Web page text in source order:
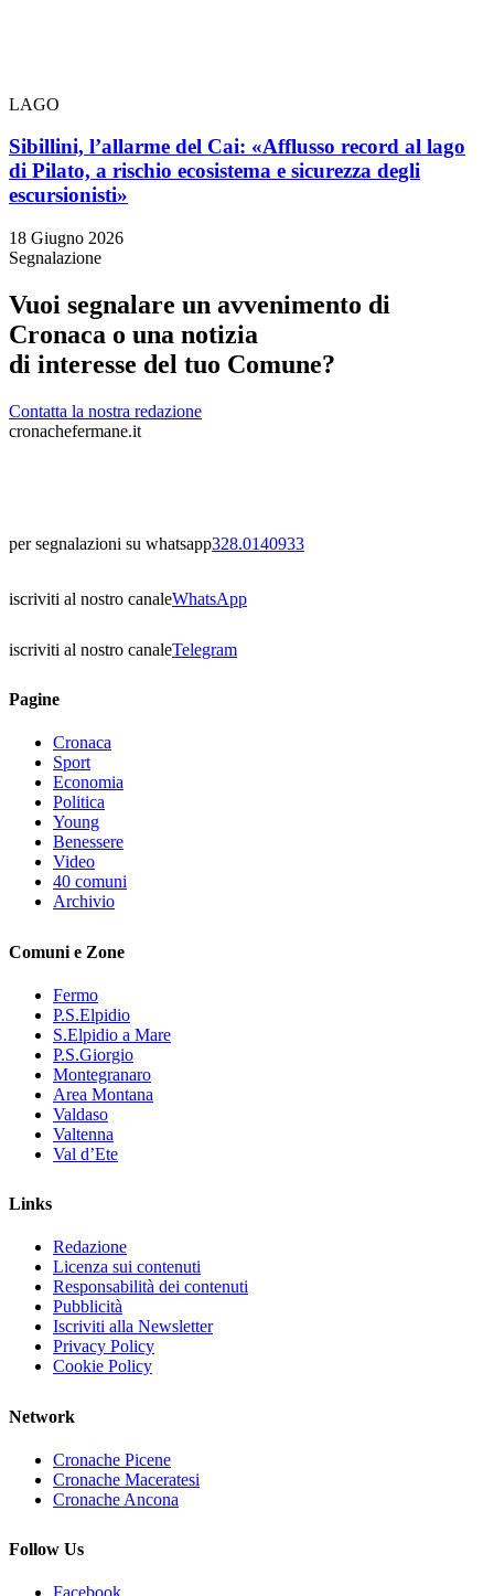
LAGO
Sibillini, l’allarme del Cai: «Afflusso record al lago
di Pilato, a rischio ecosistema e sicurezza degli
escursionisti»
18 Giugno 2026
Segnalazione
Vuoi segnalare un avvenimento di
Cronaca o una notizia
di interesse del tuo Comune?
Contatta la nostra redazione
cronachefermane.it
per segnalazioni su whatsapp328.0140933
iscriviti al nostro canaleWhatsApp
iscriviti al nostro canaleTelegram
Pagine
Cronaca
Sport
Economia
Politica
Young
Benessere
Video
40 comuni
Archivio
Comuni e Zone
Fermo
P.S.Elpidio
S.Elpidio a Mare
P.S.Giorgio
Montegranaro
Area Montana
Valdaso
Valtenna
Val d’Ete
Links
Redazione
Licenza sui contenuti
Responsabilità dei contenuti
Pubblicità
Iscriviti alla Newsletter
Privacy Policy
Cookie Policy
Network
Cronache Picene
Cronache Maceratesi
Cronache Ancona
Follow Us